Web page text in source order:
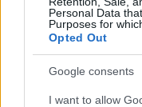
Personal Data
Purposes for
Opted Out
Google consents
I want to allow
Κάνε
Flash.gr